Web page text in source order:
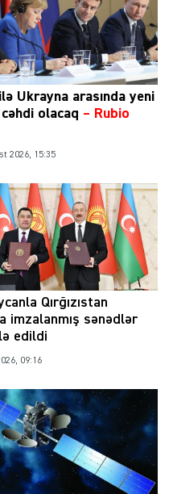
Ukrayna arasında yeni
cəhdi olacaq – Rubio
2026, 15:35
Qırğızıstan
imzalanmış sənədlər
edildi
09:16
qanunsuz tikintilər:
haradadır?